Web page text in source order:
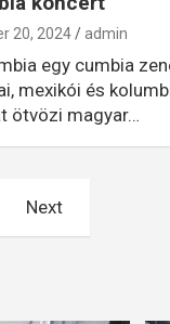
20, 2024 admin
egy cumbia
mexikói és
ötvözi magyar…
Next